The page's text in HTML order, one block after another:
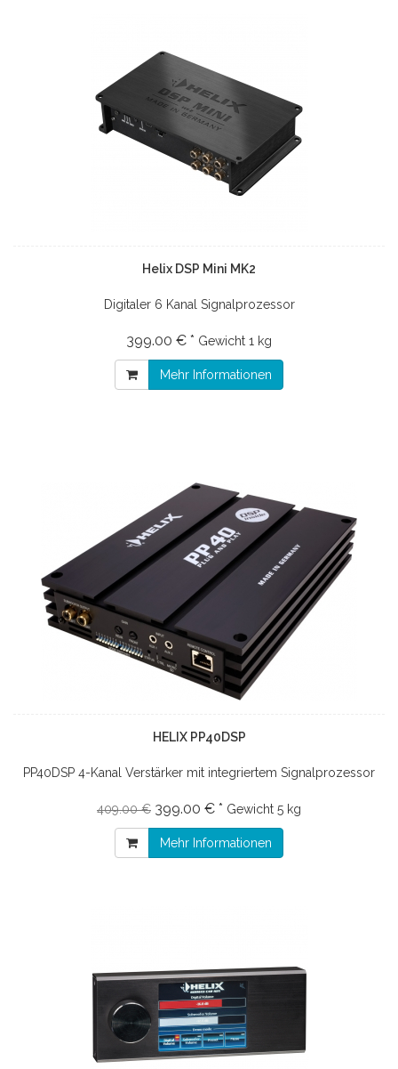
Helix DSP Mini MK2
Digitaler 6 Kanal Signalprozessor
399.00 € * Gewicht 1 kg
Mehr Informationen
HELIX PP40DSP
PP40DSP 4-Kanal Verstärker mit integriertem Signalprozessor
409.00 € 399.00 € * Gewicht 5 kg
Mehr Informationen